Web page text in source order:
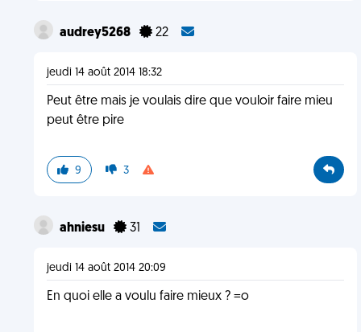
audrey5268 22
jeudi 14 août 2014 18:32
Peut être mais je voulais dire que vouloir faire mieu
peut être pire
9 3
ahniesu 31
jeudi 14 août 2014 20:09
En quoi elle a voulu faire mieux ? =o